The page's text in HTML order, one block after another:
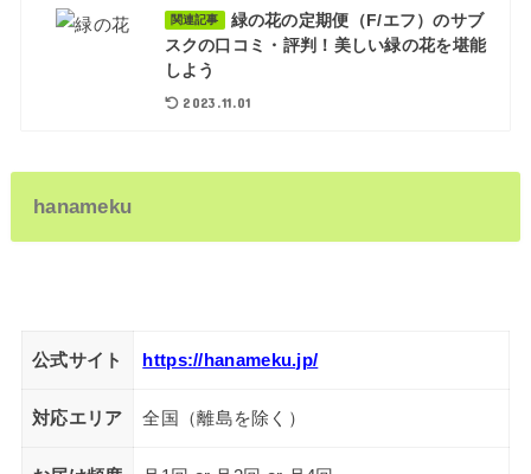
関連記事
緑の花の定期便（F/エフ）のサブ
スクの口コミ・評判！美しい緑の花を堪能
しよう
2023.11.01
hanameku
公式サイト https://hanameku.jp/
対応エリア 全国（離島を除く）